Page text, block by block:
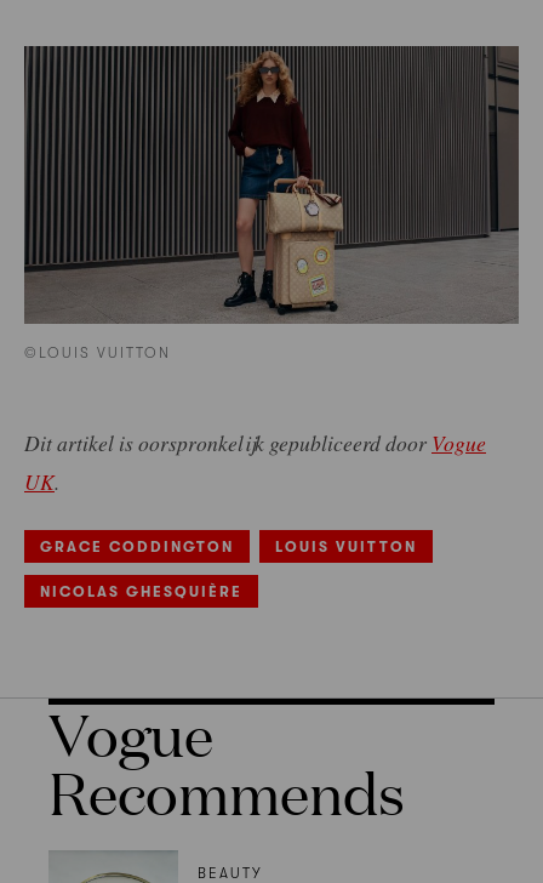
©LOUIS VUITTON
Dit artikel is oorspronkelijk gepubliceerd door Vogue
UK.
GRACE CODDINGTON LOUIS VUITTON
NICOLAS GHESQUIÈRE
Vogue
Recommends
BEAUTY